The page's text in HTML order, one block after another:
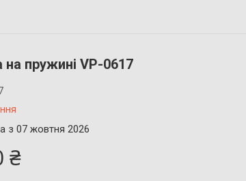
на пружині VP-0617
з 07 жовтня 2026
₴